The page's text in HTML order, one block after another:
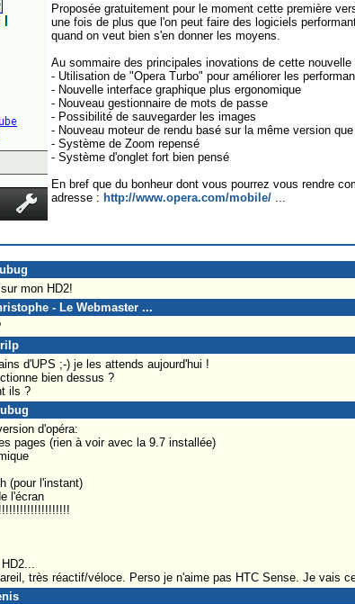
Proposée gratuitement pour le moment cette première
une fois de plus que l'on peut faire des logiciels
quand on veut bien s'en donner les moyens.
Au sommaire des principales inovations de cette nouvelle
- Utilisation de "Opera Turbo" pour améliorer les
- Nouvelle interface graphique plus ergonomique
- Nouveau gestionnaire de mots de passe
- Possibilité de sauvegarder les images
- Nouveau moteur de rendu basé sur la même version
- Système de Zoom repensé
- Système d'onglet fort bien pensé
En bref que du bonheur dont vous pourrez vous rendre
adresse : http://www.opera.com/mobile/
mon HD2!
- Le Webmaster ...
d'UPS ;-) je les attends aujourd'hui !
bien dessus ?
ils ?
d'opéra:
pages (rien à voir avec la 9.7 installée)
(pour l'instant)
l'écran
très réactif/véloce. Perso je n'aime pas HTC Sense. Je vais